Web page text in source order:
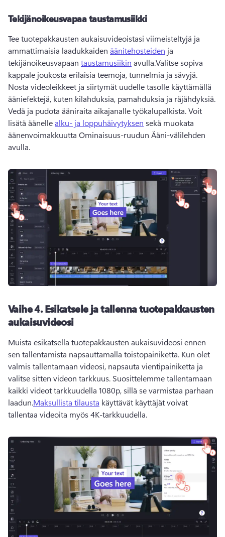
Tekijänoikeusvapaa taustamusiikki
Tee tuotepakkausten aukaisuvideoistasi viimeisteltyjä ja
ammattimaisia laadukkaiden äänitehosteiden ja
tekijänoikeusvapaan taustamusiikin avulla.Valitse sopiva
Nosta videoleikkeet ja siirtymät uudelle tasolle käyttämällä
Vedä ja pudota ääniraita aikajanalle työkalupalkista. Voit
lisätä äänelle alku- ja loppuhäivytyksen sekä muokata
äänenvoimakkuutta Ominaisuus-ruudun Ääni-välilehden
avulla.
Vaihe 4.Esikatsele ja tallenna tuotepakkausten
aukaisuvideosi
Muista esikatsella tuotepakkausten aukaisuvideosi ennen
sen tallentamista napsauttamalla toistopainiketta. Kun olet
valmis tallentamaan videosi, napsauta vientipainiketta ja
valitse sitten videon tarkkuus. Suosittelemme tallentamaan
kaikki videot tarkkuudella 1080p, sillä se varmistaa parhaan
laadun.Maksullista tilausta käyttävät käyttäjät voivat
tallentaa videoita myös 4K-tarkkuudella.